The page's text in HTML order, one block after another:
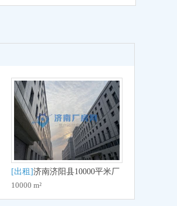
配电大
[出租]济南济阳县10000平米厂
房出租 配套齐全 面积灵活 政
10000 m²